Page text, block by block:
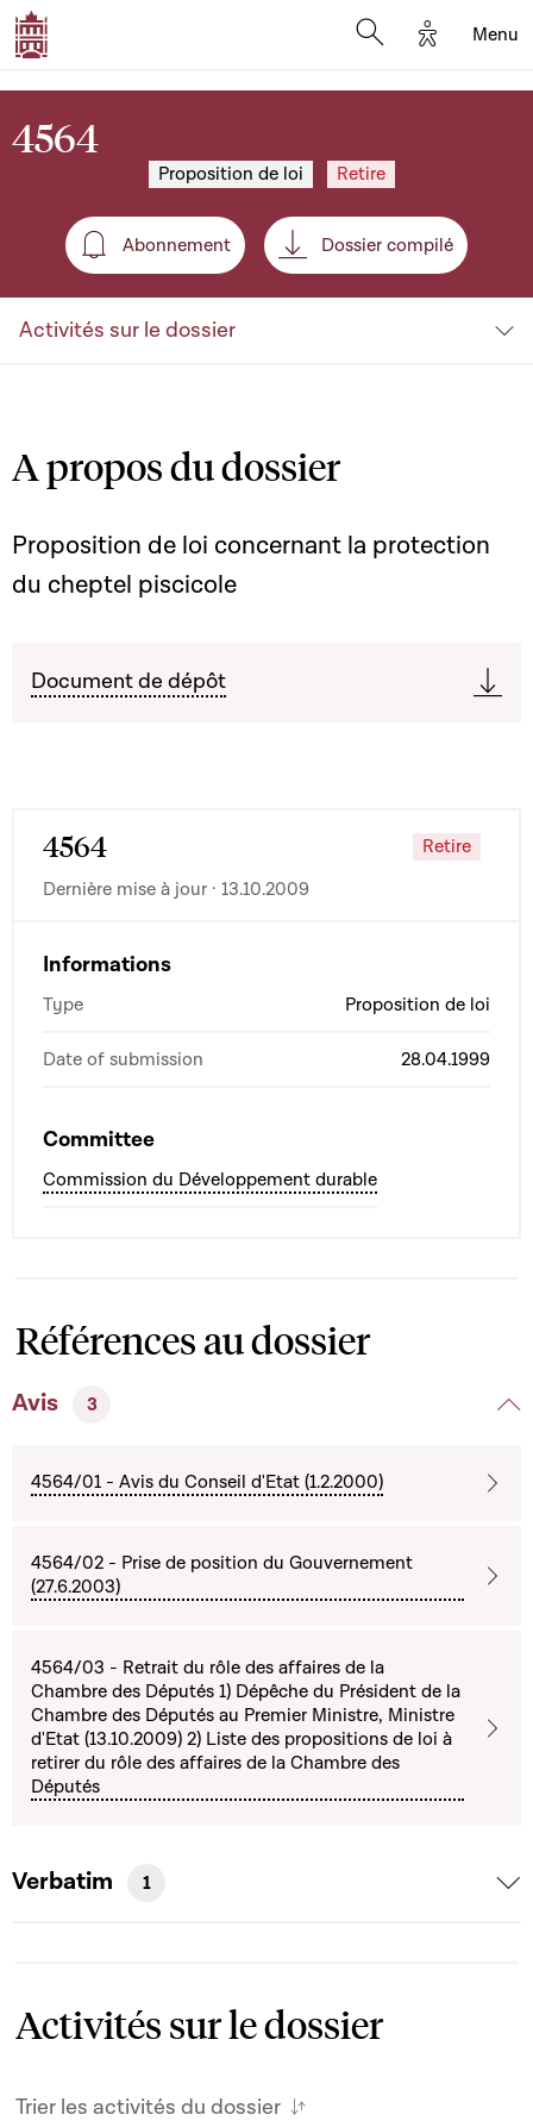
Options
Menu
4564
Proposition de loi Retire
Abonnement
Abonnement Dossier compilé
Activités sur le dossier
A propos du dossier
Proposition de loi concernant la protection
du cheptel piscicole
Document de dépôt
4564
Retire
Dernière mise à jour · 13.10.2009
Informations
Type Proposition de loi
Date of submission 28.04.1999
Committee
Commission du Développement durable
Références au dossier
Avis 3
4564/01 - Avis du Conseil d'Etat (1.2.2000)
4564/02 - Prise de position du Gouvernement
(27.6.2003)
4564/03 - Retrait du rôle des affaires de la
Chambre des Députés 1) Dépêche du Président de la
Chambre des Députés au Premier Ministre, Ministre
d'Etat (13.10.2009) 2) Liste des propositions de loi à
retirer du rôle des affaires de la Chambre des
Députés
Verbatim 1
Activités sur le dossier
Trier les activités du dossier